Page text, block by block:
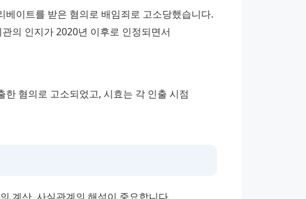
이트를 받은 혐의로 배임죄로 고소당했습니다.
의 인지가 2020년 이후로 인정되면서
혐의로 고소되었고, 시효는 각 인출 시점